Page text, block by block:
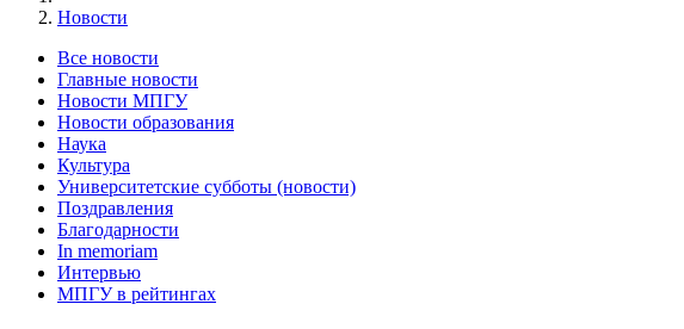
Новости
Все новости
Главные новости
Новости МПГУ
Новости образования
Наука
Культура
Университетские субботы (новости)
Поздравления
Благодарности
In memoriam
Интервью
МПГУ в рейтингах